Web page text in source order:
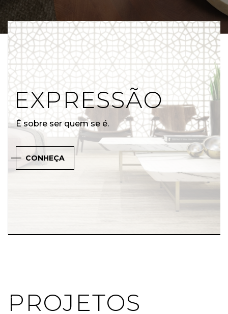
EXPRESSÃO
É sobre ser quem se é.
CONHEÇA
PROJETOS